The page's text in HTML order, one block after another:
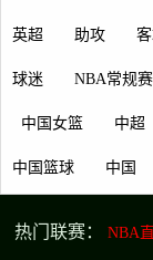
英超 助攻
球迷 NBA常规赛
中国女篮 中超
中国篮球 中国
热门联赛： NBA